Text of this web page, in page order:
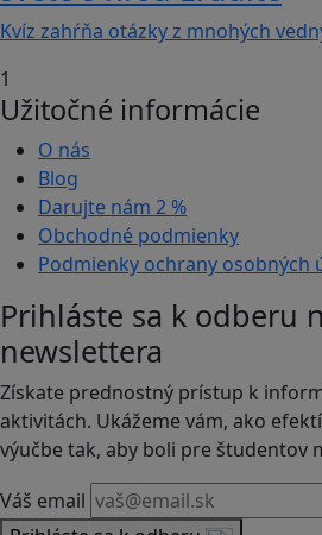
Kvíz zahŕňa otázky z mnohých
1
Užitočné informácie
O nás
Blog
Darujte nám 2 %
Obchodné podmienky
Podmienky ochrany osobných
Prihláste sa k odberu
newslettera
Získate prednostný prístup k
aktivitách. Ukážeme vám, ako
výučbe tak, aby boli pre študentov
Váš email